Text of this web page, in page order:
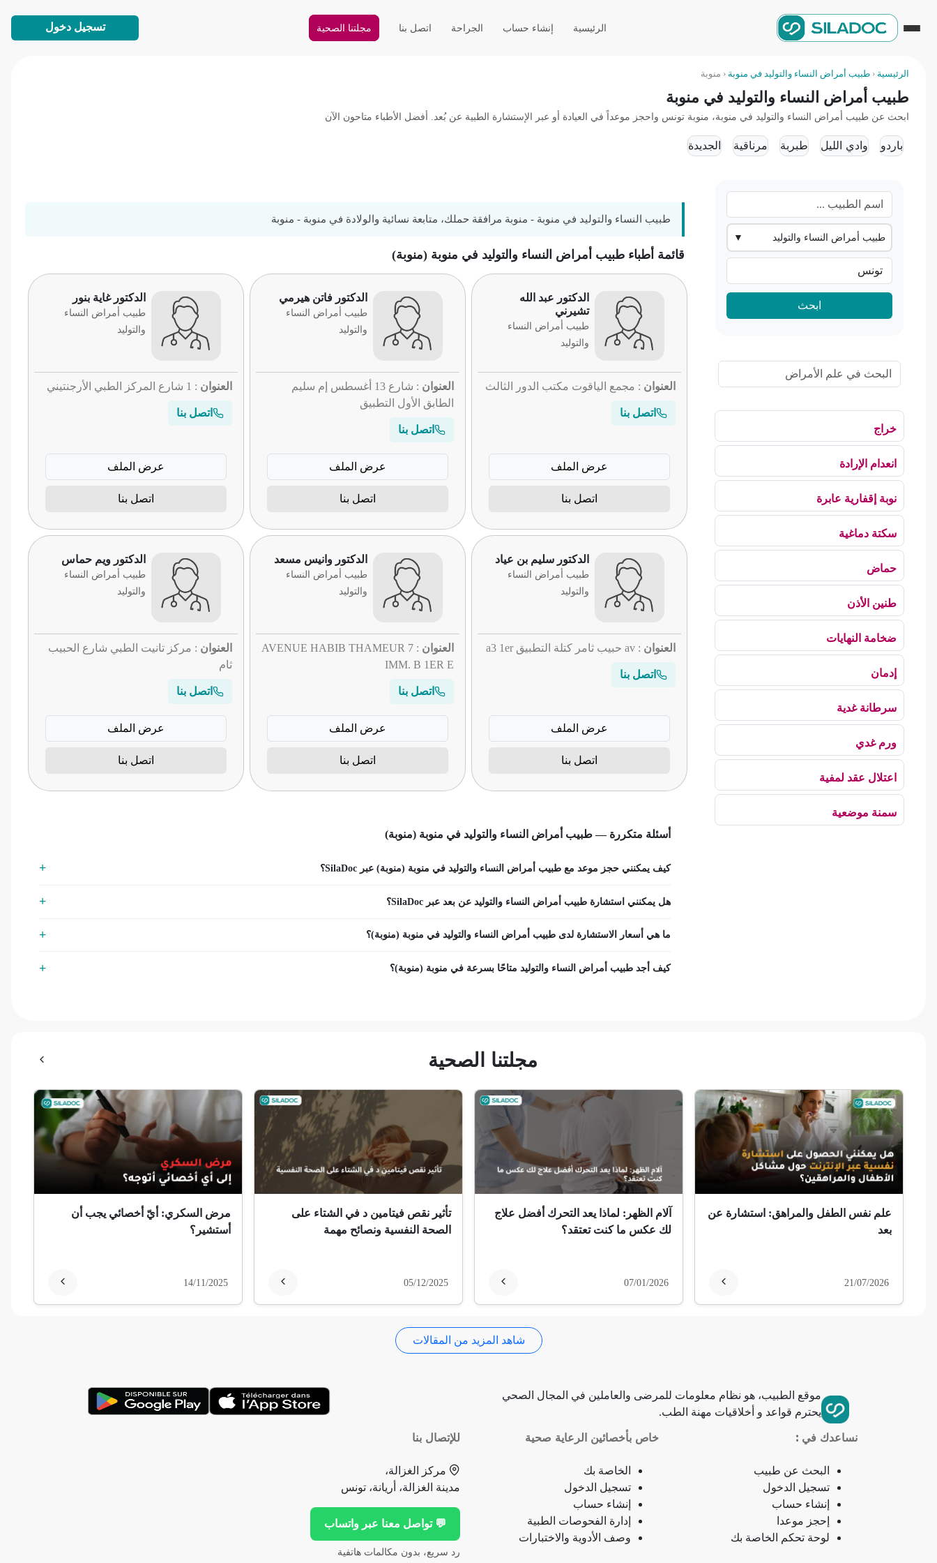
الرئيسية إنشاء حساب الجراحة اتصل بنا مجلتنا الصحية تسجيل دخول
الرئيسية ‹ طبيب أمراض النساء والتوليد في منوبة ‹ منوبة
طبيب أمراض النساء والتوليد في منوبة
ابحث عن طبيب أمراض النساء والتوليد في منوبة، منوبة تونس واحجز موعداً في العيادة أو عبر الإستشارة الطبية عن بُعد. أفضل الأطباء متاحون الآن
باردو وادي الليل طبربة مرناقية الجديدة
طبيب أمراض النساء والتوليد ▼
ابحث
خراج
انعدام الإرادة
نوبة إقفارية عابرة
سكتة دماغية
حماض
طنين الأذن
ضخامة النهايات
إدمان
سرطانة غدية
ورم غدي
اعتلال عقد لمفية
سمنة موضعية
ألزهايمر (مرض)
غمش
انقطاع الحيض
فقدان الذاكرة
فقر الدم
ذبحة صدرية (مصطلح لاتيني)
فقدان حاسة الشم
جمرة (أنثراكس)
طبيب النساء والتوليد في منوبة - منوبة مرافقة حملك، متابعة نسائية والولادة في منوبة - منوبة
قائمة أطباء طبيب أمراض النساء والتوليد في منوبة (منوبة)
الدكتور عبد الله
تشيرني
طبيب أمراض النساء
والتوليد
العنوان : مجمع الياقوت مكتب الدور الثالث
اتصل بنا
عرض الملف
اتصل بنا
الدكتور فاتن هيرمي
طبيب أمراض النساء
والتوليد
العنوان
: شارع 13 أغسطس إم سليم
الطابق الأول التطبيق
اتصل بنا
عرض الملف
اتصل بنا
الدكتور غاية بنور
طبيب أمراض النساء
والتوليد
العنوان : 1 شارع المركز الطبي الأرجنتيني
اتصل بنا
عرض الملف
اتصل بنا
الدكتور سليم بن عياد
طبيب أمراض النساء
والتوليد
العنوان : av حبيب ثامر كتلة التطبيق a3 1er
اتصل بنا
عرض الملف
اتصل بنا
الدكتور وانيس مسعد
طبيب أمراض النساء
والتوليد
العنوان
: 7 AVENUE HABIB THAMEUR
IMM. B 1ER E
اتصل بنا
عرض الملف
اتصل بنا
الدكتور ويم حماس
طبيب أمراض النساء
والتوليد
العنوان : مركز تانيت الطبي شارع الحبيب
ثام
اتصل بنا
عرض الملف
اتصل بنا
أسئلة متكررة — طبيب أمراض النساء والتوليد في منوبة (منوبة)
كيف يمكنني حجز موعد مع طبيب أمراض النساء والتوليد في منوبة (منوبة) عبر SilaDoc؟
هل يمكنني استشارة طبيب أمراض النساء والتوليد عن بعد عبر SilaDoc؟
ما هي أسعار الاستشارة لدى طبيب أمراض النساء والتوليد في منوبة (منوبة)؟
كيف أجد طبيب أمراض النساء والتوليد متاحًا بسرعة في منوبة (منوبة)؟
مجلتنا الصحية
علم نفس الطفل والمراهق: استشارة عن
بعد
21/07/2026
آلام الظهر: لماذا يعد التحرك أفضل علاج
لك عكس ما كنت تعتقد؟
07/01/2026
تأثير نقص فيتامين د في الشتاء على
الصحة النفسية ونصائح مهمة
05/12/2025
مرض السكري: أيّ أخصائي يجب أن
أستشير؟
14/11/2025
شاهد المزيد من المقالات
موقع الطبيب، هو نظام معلومات للمرضى والعاملين في المجال الصحي
يحترم قواعد و أخلاقيات مهنة الطب.
نساعدك في :
البحث عن طبيب
تسجيل الدخول
إنشاء حساب
إحجز موعدا
لوحة تحكم الخاصة بك
خاص بأخصائين الرعاية صحية
الخاصة بك
تسجيل الدخول
إنشاء حساب
إدارة الفحوصات الطبية
وصف الأدوية والاختبارات
للإتصال بنا
مركز الغزالة،
مدينة الغزالة، أريانة، تونس
💬 تواصل معنا عبر واتساب
رد سريع، بدون مكالمات هاتفية